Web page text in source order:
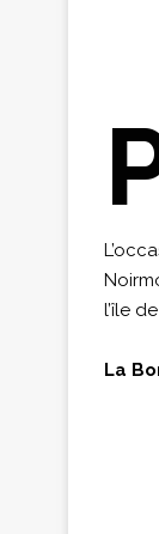
l’île
La